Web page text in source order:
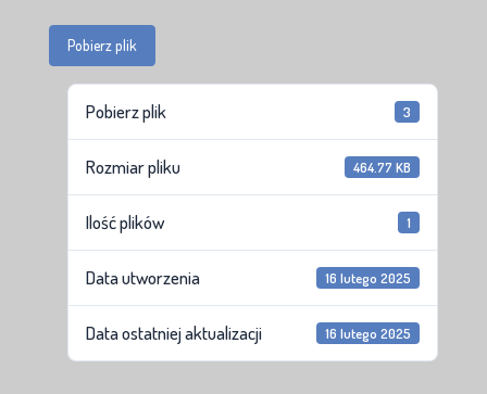
Pobierz plik
Pobierz plik 3
Rozmiar pliku 464.77 KB
Ilość plików 1
Data utworzenia 16 lutego 2025
Data ostatniej aktualizacji 16 lutego 2025